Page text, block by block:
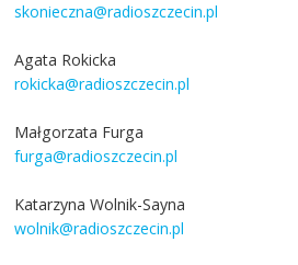
skonieczna@radioszczecin.pl
Agata Rokicka
rokicka@radioszczecin.pl
Małgorzata Furga
furga@radioszczecin.pl
Katarzyna Wolnik-Sayna
wolnik@radioszczecin.pl